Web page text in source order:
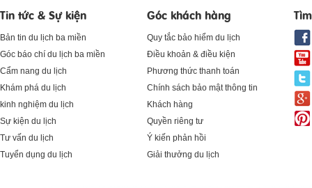
Tin tức & Sự kiện
Bản tin du lịch ba miền
Góc báo chí du lịch ba miền
Cẩm nang du lịch
Khám phá du lịch
kinh nghiệm du lịch
Sự kiện du lịch
Tư vấn du lịch
Tuyển dụng du lịch
Góc khách hàng
Quy tắc bảo hiểm du lịch
Điều khoản & điều kiện
Phương thức thanh toán
Chính sách bảo mật thông tin
Khách hàng
Quyền riêng tư
Ý kiến phản hồi
Giải thưởng du lịch